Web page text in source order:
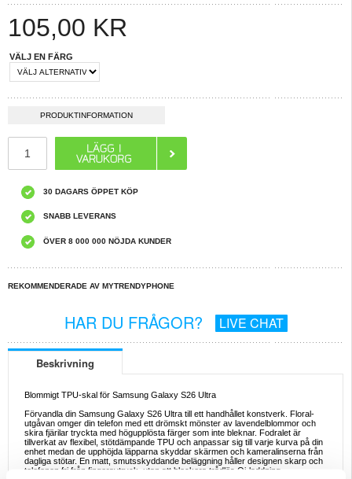
105,00 KR
VÄLJ EN FÄRG
PRODUKTINFORMATION
30 DAGARS ÖPPET KÖP
SNABB LEVERANS
ÖVER 8 000 000 NÖJDA KUNDER
REKOMMENDERADE AV MYTRENDYPHONE
HAR DU FRÅGOR? LIVE CHAT
Beskrivning
Blommigt TPU-skal för Samsung Galaxy S26 Ultra
Förvandla din Samsung Galaxy S26 Ultra till ett handhållet konstverk. Floral-
utgåvan omger din telefon med ett drömskt mönster av lavendelblommor och
skira fjärilar tryckta med högupplösta färger som inte bleknar. Fodralet är
tillverkat av flexibel, stötdämpande TPU och anpassar sig till varje kurva på din
enhet medan de upphöjda läpparna skyddar skärmen och kameralinserna från
dagliga stötar. En matt, smutsskyddande beläggning håller designen skarp och
telefonen fri från fingeravtryck, utan att blockera trådlös Qi-laddning.